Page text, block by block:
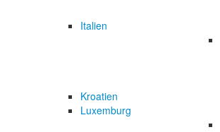
Italien
Kroatien
Luxemburg